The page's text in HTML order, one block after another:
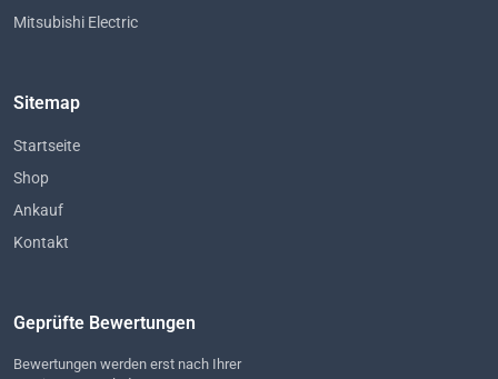
Mitsubishi Electric
Sitemap
Startseite
Shop
Ankauf
Kontakt
Geprüfte Bewertungen
Bewertungen werden erst nach Ihrer